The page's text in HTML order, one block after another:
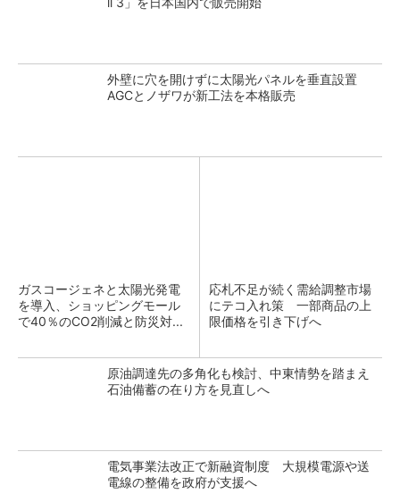
外壁に穴を開けずに太陽光パネルを垂直設置
AGCとノザワが新工法を本格販売
ガスコージェネと太陽光発電
を導入、ショッピングモール
で40％のCO2削減と防災対...
応札不足が続く需給調整市場
にテコ入れ策 一部商品の上
限価格を引き下げへ
原油調達先の多角化も検討、中東情勢を踏まえ
石油備蓄の在り方を見直しへ
電気事業法改正で新融資制度 大規模電源や送
電線の整備を政府が支援へ